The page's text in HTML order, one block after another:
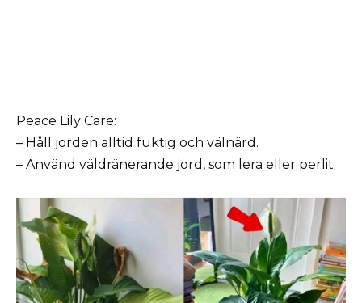
Peace Lily Care:
– Håll jorden alltid fuktig och välnärd.
– Använd väldränerande jord, som lera eller perlit.